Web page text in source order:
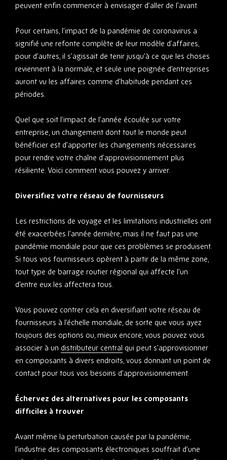
peuvent enfin commencer à envisager d’aller de l’avant.
Pour certains, l’impact de la pandémie de coronavirus a
signifié une refonte complète de leur modèle d’affaires,
pour d’autres, il s’agissait de tenir jusqu’à ce que les choses
reviennent à la normale, et seule une poignée d’entreprises
auront vu les affaires comme d’habitude pendant ces
périodes.
Quel que soit l’impact de l’année écoulée sur votre
entreprise, un changement dont tout le monde peut
bénéficier est d’apporter les changements nécessaires
pour rendre votre chaîne d’approvisionnement plus
résiliente. Voici comment vous pouvez y arriver.
Diversifiez votre réseau de fournisseurs
Les restrictions de voyage et les limitations industrielles ont
été exacerbées l’année dernière, mais il ne faut pas une
pandémie mondiale pour que ces problèmes se produisent.
Si tous vos fournisseurs opèrent à partir de la même zone,
tout type de barrage routier régional qui affecte l’un
d’entre eux les affectera tous.
Vous pouvez contrer cela en diversifiant votre réseau de
fournisseurs à l’échelle mondiale, de sorte que vous ayez
toujours des options ou, mieux encore, vous pouvez vous
associer à un distributeur central qui peut s’approvisionner
en composants à divers endroits, vous donnant un point de
contact pour tous vos besoins d’approvisionnement.
Échervez des alternatives pour les composants
difficiles à trouver
Avant même la perturbation causée par la pandémie,
l’industrie des composants électroniques souffrait d’une